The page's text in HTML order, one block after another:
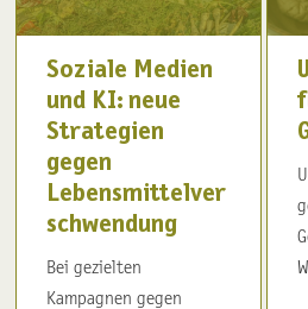
Soziale Medien
und KI: neue
Strategien
gegen
Lebensmittelver
schwendung
Bei gezielten
Kampagnen gegen